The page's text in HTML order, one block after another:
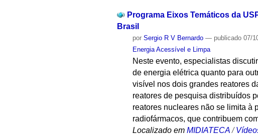
Programa Eixos Temáticos da
Brasil
porSergio R V Bernardo — publicado 07/
Energia Acessível e Limpa
Neste evento, especialistas
de energia elétrica quanto para
visível nos dois grandes reatores
reatores de pesquisa distribuídos
reatores nucleares não se limita à
radiofármacos, que contribuem
Localizado em MIDIATECA /